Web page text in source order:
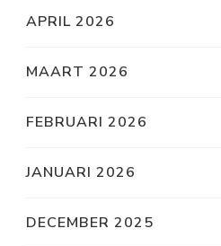
APRIL 2026
MAART 2026
FEBRUARI 2026
JANUARI 2026
DECEMBER 2025